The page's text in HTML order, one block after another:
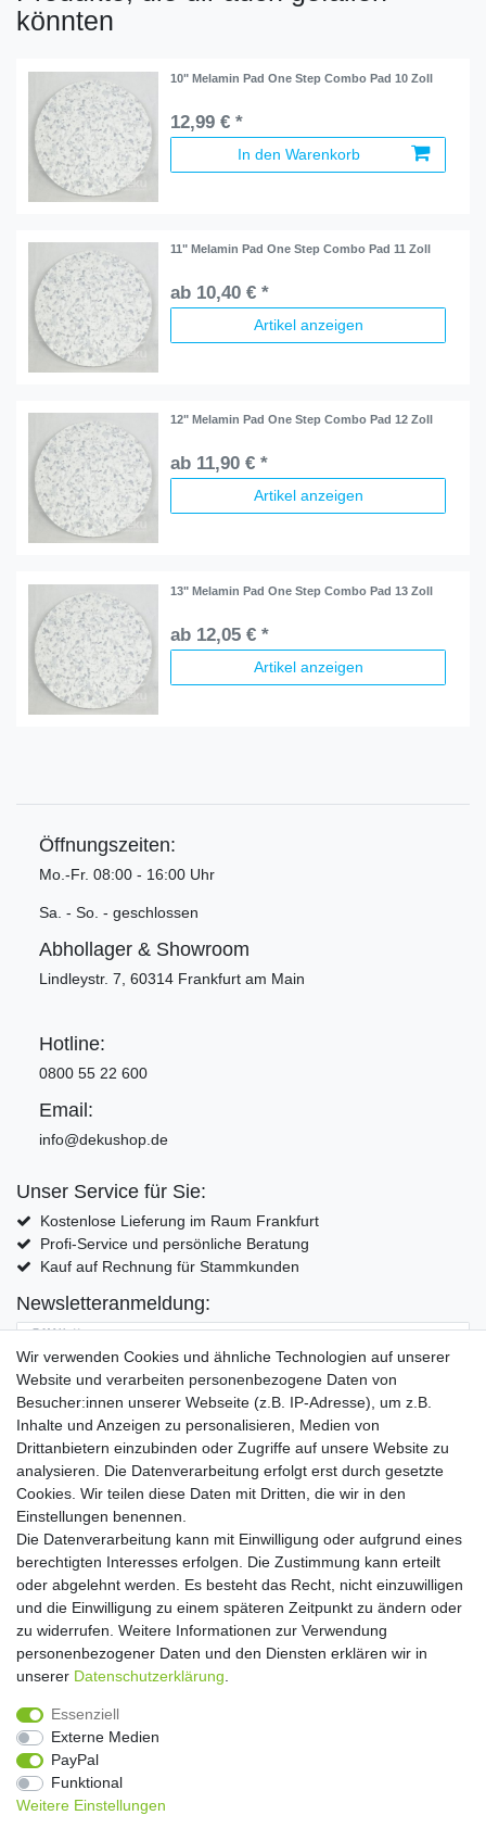
könnten
10" Melamin Pad One Step Combo Pad 10 Zoll
12,99 € *
In den Warenkorb
11" Melamin Pad One Step Combo Pad 11 Zoll
ab 10,40 € *
Artikel anzeigen
12" Melamin Pad One Step Combo Pad 12 Zoll
ab 11,90 € *
Artikel anzeigen
13" Melamin Pad One Step Combo Pad 13 Zoll
ab 12,05 € *
Artikel anzeigen
Öffnungszeiten:
Mo.-Fr. 08:00 - 16:00 Uhr
Sa. - So. - geschlossen
Abhollager & Showroom
Lindleystr. 7, 60314 Frankfurt am Main
Hotline:
0800 55 22 600
Email:
info@dekushop.de
Unser Service für Sie:
Kostenlose Lieferung im Raum Frankfurt
Profi-Service und persönliche Beratung
Kauf auf Rechnung für Stammkunden
Newsletteranmeldung:
E-MAIL **
Hiermit bestätige ich, dass ich die Daten­schutz­erklärung
Einwilligung kann ich jederzeit widerrufen.**
Abonnieren
** Hierbei handelt es sich um ein Pflichtfeld.
Widerrufs­recht Widerrufs­formular Impressum
Daten­schutz­erklärung AGB Kontakt
Wir verwenden Cookies und ähnliche Technologien auf unserer
Website und verarbeiten personenbezogene Daten von
Besucher:innen unserer Webseite (z.B. IP-Adresse), um z.B.
Inhalte und Anzeigen zu personalisieren, Medien von
Drittanbietern einzubinden oder Zugriffe auf unsere Website zu
analysieren. Die Datenverarbeitung erfolgt erst durch gesetzte
Cookies. Wir teilen diese Daten mit Dritten, die wir in den
Einstellungen benennen.
Die Datenverarbeitung kann mit Einwilligung oder aufgrund eines
berechtigten Interesses erfolgen. Die Zustimmung kann erteilt
oder abgelehnt werden. Es besteht das Recht, nicht einzuwilligen
und die Einwilligung zu einem späteren Zeitpunkt zu ändern oder
zu widerrufen. Weitere Informationen zur Verwendung
personenbezogener Daten und den Diensten erklären wir in
unserer Daten­schutz­erklärung
Essenziell
Externe Medien
PayPal
Funktional
Weitere Einstellungen
Copyright 2016 | Dekushop.de | Alle Rechte vorbehalten. |
Angebote gelten nur für Industrie, Handel, Handwerk und
Widerrufs­recht